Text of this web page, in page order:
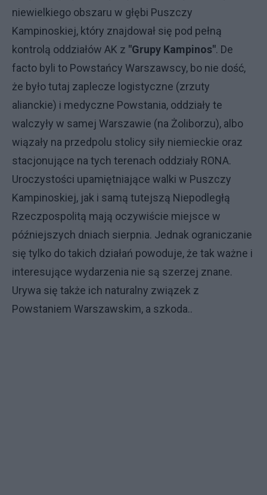
niewielkiego obszaru w głębi Puszczy
Kampinoskiej, który znajdował się pod pełną
kontrolą oddziałów AK z "Grupy Kampinos". De
facto byli to Powstańcy Warszawscy, bo nie dość,
że było tutaj zaplecze logistyczne (zrzuty
alianckie) i medyczne Powstania, oddziały te
walczyły w samej Warszawie (na Żoliborzu), albo
wiązały na przedpolu stolicy siły niemieckie oraz
stacjonujące na tych terenach oddziały RONA.
Uroczystości upamiętniające walki w Puszczy
Kampinoskiej, jak i samą tutejszą Niepodległą
Rzeczpospolitą mają oczywiście miejsce w
późniejszych dniach sierpnia. Jednak ograniczanie
się tylko do takich działań powoduje, że tak ważne i
interesujące wydarzenia nie są szerzej znane.
Urywa się także ich naturalny związek z
Powstaniem Warszawskim, a szkoda..